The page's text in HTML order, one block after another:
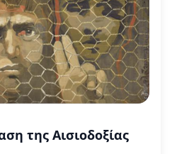
της Αισιοδοξίας